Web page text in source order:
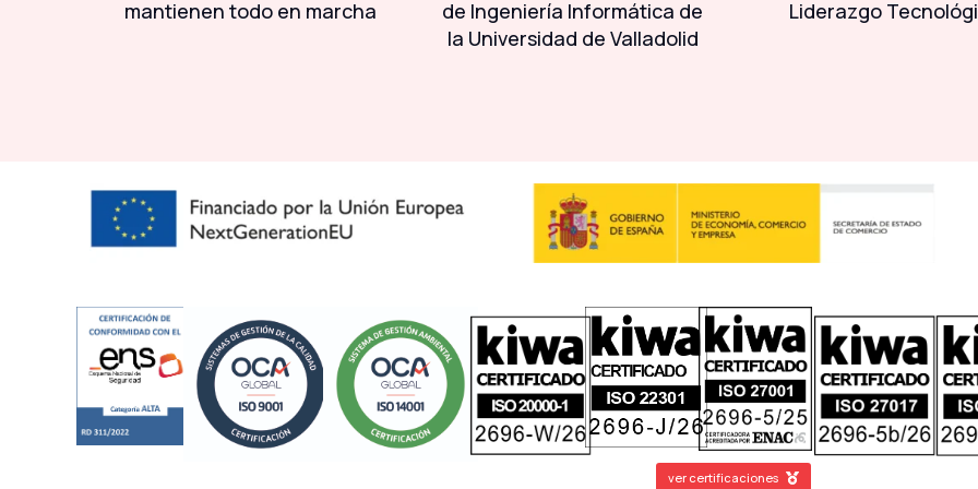
mantienen todo en marcha
de Ingeniería Informática de
la Universidad de Valladolid
Liderazgo
ver certificaciones